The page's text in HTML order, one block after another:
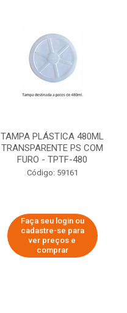
TAMPA PLÁSTICA 480ML
TRANSPARENTE PS COM
FURO - TPTF-480
Código: 59161
Faça seu login ou
cadastre-se para
ver preços e
comprar